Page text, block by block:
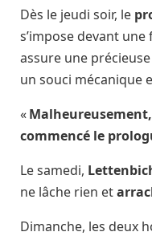
Dès le jeudi soir, le
s’impose devant
assure une
un souci mécanique
«
commencé le
Le samedi,
ne lâche rien et
Dimanche, les deux